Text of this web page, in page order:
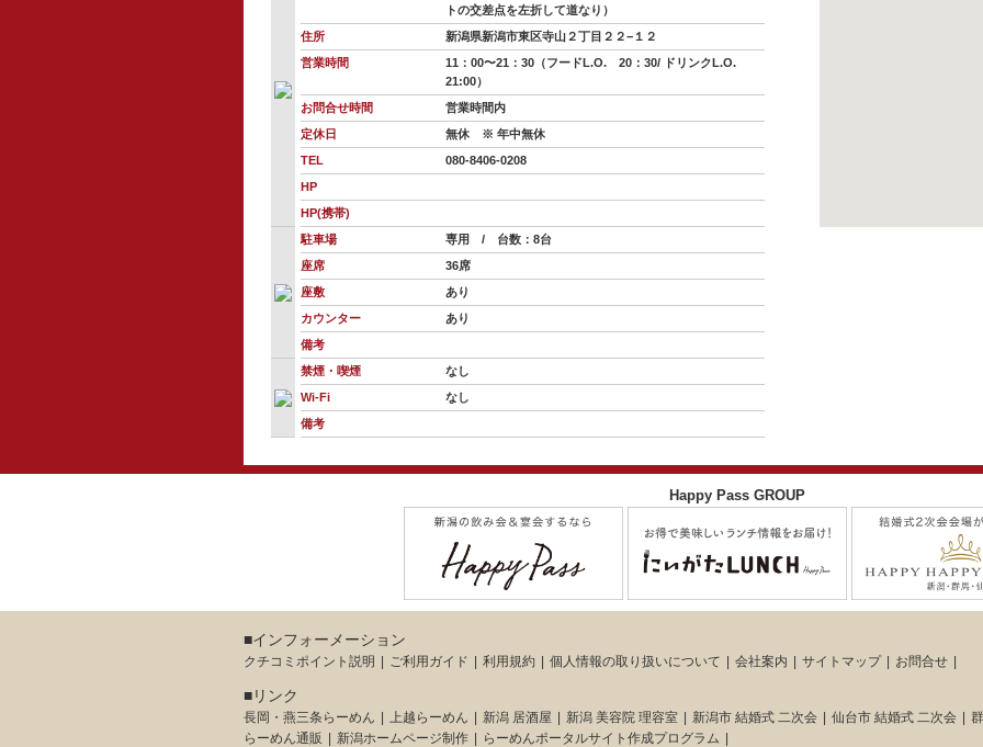
トの交差点を左折して道なり）
住所
新潟県新潟市東区寺山２丁目２２−１２
営業時間
11：00〜21：30（フードL.O. 20：30/ ドリンクL.O.
21:00）
お問合せ時間
営業時間内
定休日
無休 ※ 年中無休
TEL
080-8406-0208
HP
HP(携帯)
駐車場
専用 / 台数：8台
座席
36席
座敷
あり
カウンター
あり
備考
禁煙・喫煙
なし
Wi-Fi
なし
備考
Happy Pass GROUP
■インフォーメーション
クチコミポイント説明 ご利用ガイド 利用規約 個人情報の取り扱いについて 会社案内 サイトマップ お問合せ
■リンク
長岡・燕三条らーめん 上越らーめん 新潟 居酒屋 新潟 美容院 理容室 新潟市 結婚式 二次会 仙台市 結婚式 二次会
らーめん通販
新潟ホームページ制作 らーめんポータルサイト作成プログラム